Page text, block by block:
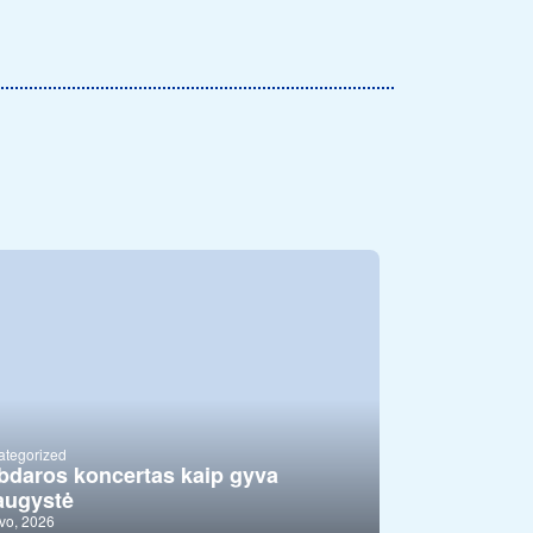
koncertas kaip gyva
2026